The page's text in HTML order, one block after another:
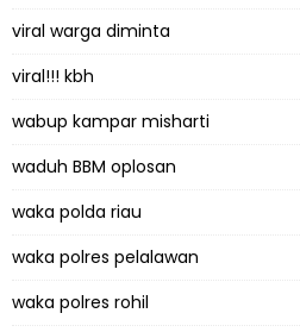
viral warga diminta
viral!!! kbh
wabup kampar misharti
waduh BBM oplosan
waka polda riau
waka polres pelalawan
waka polres rohil